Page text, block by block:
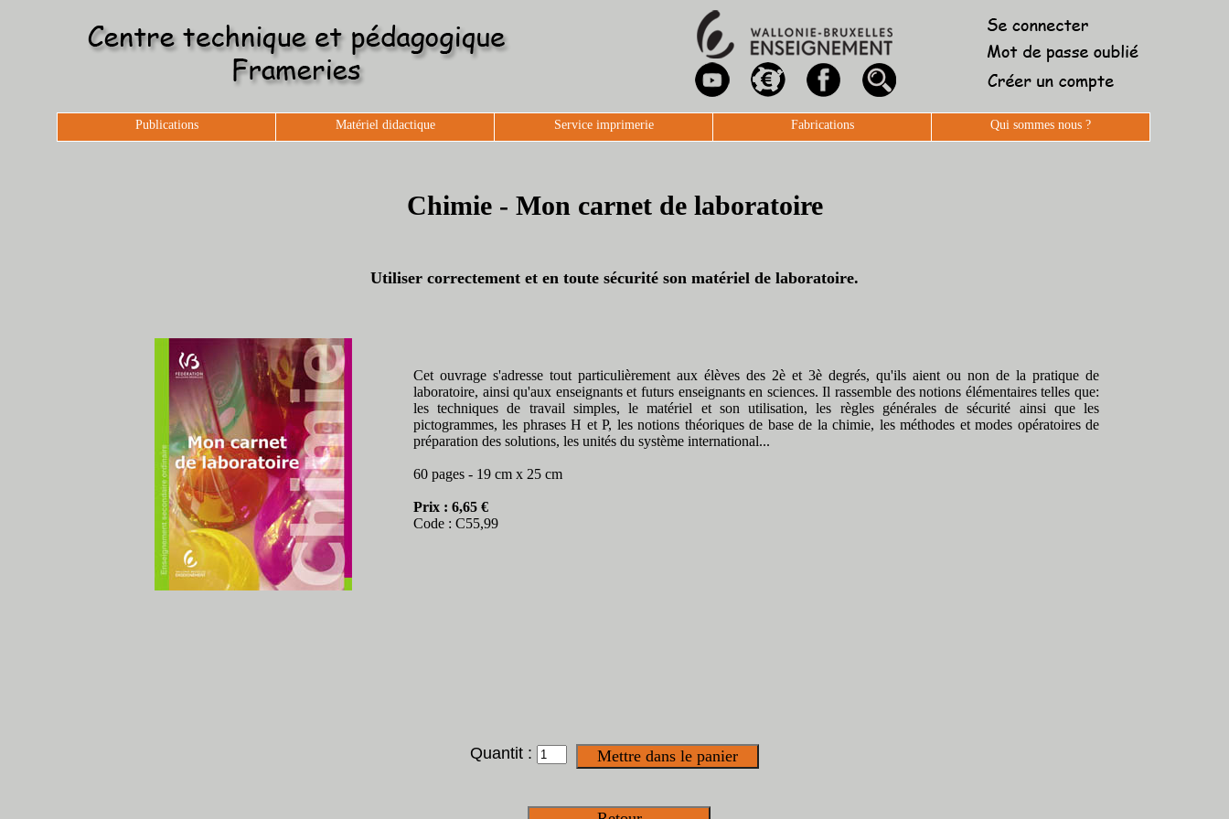
Publications Matériel didactique Service imprimerie Fabrications Qui sommes nous ?
Chimie - Mon carnet de laboratoire
Utiliser correctement et en toute sécurité son matériel de laboratoire.
Cet ouvrage s'adresse tout particulièrement aux élèves des 2è et 3è degrés, qu'ils aient ou non de la pratique de
laboratoire, ainsi qu'aux enseignants et futurs enseignants en sciences. Il rassemble des notions élémentaires telles que:
les techniques de travail simples, le matériel et son utilisation, les règles générales de sécurité ainsi que les
pictogrammes, les phrases H et P, les notions théoriques de base de la chimie, les méthodes et modes opératoires de
préparation des solutions, les unités du système international...
60 pages - 19 cm x 25 cm
Prix : 6,65 €
Code : C55,99
Quantit :